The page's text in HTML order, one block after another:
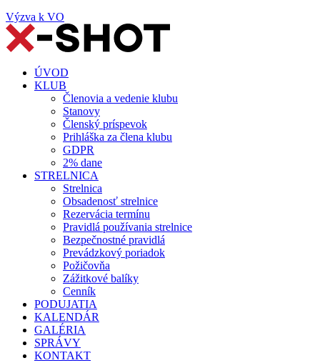
Výzva k VO
ÚVOD
KLUB
Členovia a vedenie klubu
Stanovy
Členský príspevok
Prihláška za člena klubu
GDPR
2% dane
STRELNICA
Strelnica
Obsadenosť strelnice
Rezervácia termínu
Pravidlá používania strelnice
Bezpečnostné pravidlá
Prevádzkový poriadok
Požičovňa
Zážitkové balíky
Cenník
PODUJATIA
KALENDÁR
GALÉRIA
SPRÁVY
KONTAKT